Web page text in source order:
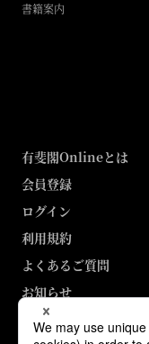
書籍案内
有斐閣Onlineとは
会員登録
ログイン
利用規約
よくあるご質問
お知らせ